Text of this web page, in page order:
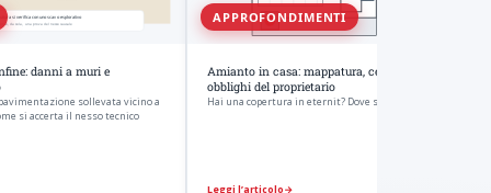
danni a muri e
sollevata vicino a
si accerta il nesso tecnico
APPROFONDIMENTI
Amianto in casa: mappatura, cemento-amianto e
obblighi del proprietario
Hai una copertura in eternit? Dove si trova l
Leggi l’articolo→